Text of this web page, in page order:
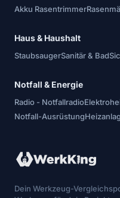
Akku Rasentrimmer
Haus & Haushalt
StaubsaugerSanitär & Bad
Notfall & Energie
Radio - Notfallradio
Notfall-Ausrüstung
Dein Werkzeug-